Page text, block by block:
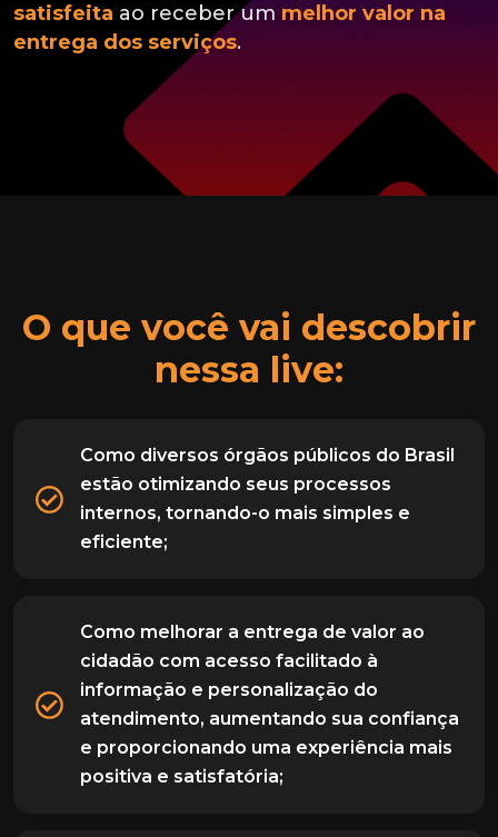
satisfeita ao receber um melhor valor na
entrega dos serviços.
O que você vai descobrir
nessa live:
Como diversos órgãos públicos do Brasil
estão otimizando seus processos
internos, tornando-o mais simples e
eficiente;
Como melhorar a entrega de valor ao
cidadão com acesso facilitado à
informação e personalização do
atendimento, aumentando sua confiança
e proporcionando uma experiência mais
positiva e satisfatória;